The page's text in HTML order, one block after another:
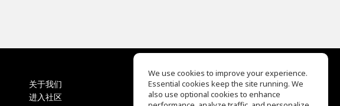
关于我们
进入社区
EQ Ear Training
Drum Machine
We use cookies to improve your experience.
Essential cookies keep the site running. We
also use optional cookies to enhance